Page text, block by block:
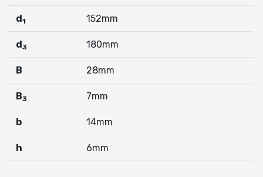
d1 152mm
d3 180mm
B 28mm
B3 7mm
b 14mm
h 6mm